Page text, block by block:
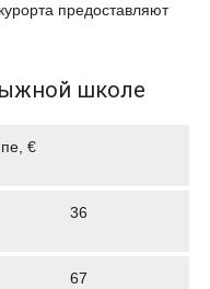
предоставляют
школе
€
36
67